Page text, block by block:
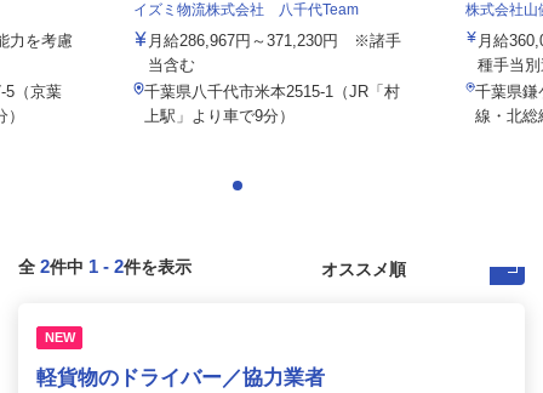
力を考慮
5（京葉
イズミ物流株式会社 八千代Team
月給286,967円～371,230円 ※諸手
当含む
千葉県八千代市米本2515-1（JR「村
上駅」より車で9分）
株式会社山
月給
種手当
千葉県鎌
線・北総
全 2件中 1 - 2件を表示
NEW
軽貨物のドライバー／協力業者